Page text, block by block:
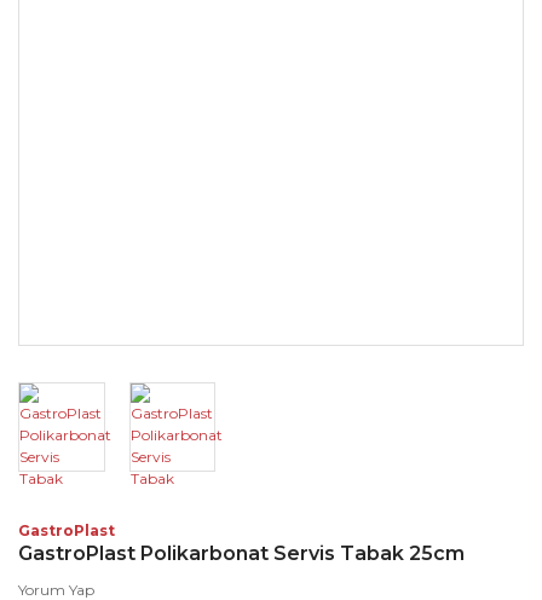
GastroPlast
GastroPlast Polikarbonat Servis Tabak 25cm
Yorum Yap